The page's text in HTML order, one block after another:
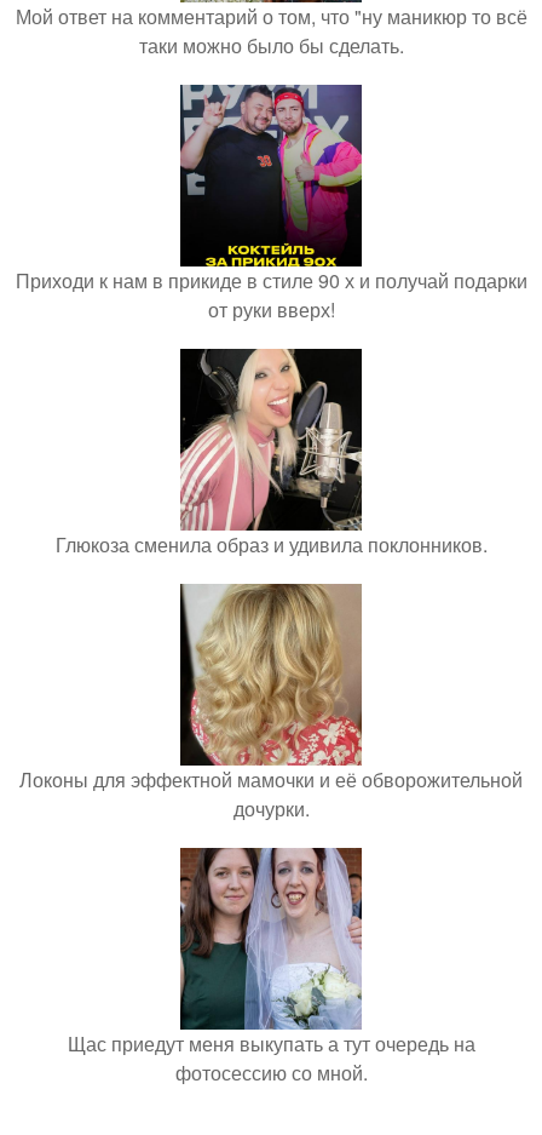
Мой ответ на комментарий о том, что "ну маникюр то всё
таки можно было бы сделать.
Приходи к нам в прикиде в стиле 90 х и получай подарки
от руки вверх!
Глюкоза сменила образ и удивила поклонников.
Локоны для эффектной мамочки и её обворожительной
дочурки.
Щас приедут меня выкупать а тут очередь на
фотосессию со мной.